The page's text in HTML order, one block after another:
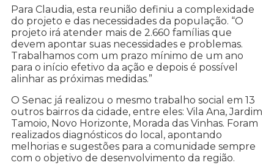
Para Claudia, esta reunião definiu a complexidade
do projeto e das necessidades da população. “O
projeto irá atender mais de 2.660 famílias que
devem apontar suas necessidades e problemas.
Trabalhamos com um prazo mínimo de um ano
para o início efetivo da ação e depois é possível
alinhar as próximas medidas.”
O Senac já realizou o mesmo trabalho social em 13
outros bairros da cidade, entre eles: Vila Ana, Jardim
Tamoio, Novo Horizonte, Morada das Vinhas. Foram
realizados diagnósticos do local, apontando
melhorias e sugestões para a comunidade sempre
com o objetivo de desenvolvimento da região.